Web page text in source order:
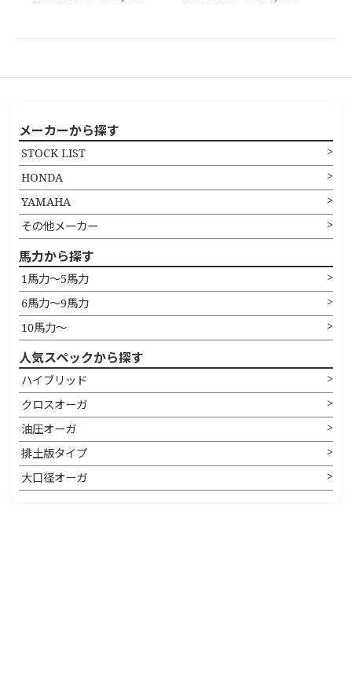
メーカーから探す
STOCK LIST
HONDA
YAMAHA
その他メーカー
馬力から探す
1馬力〜5馬力
6馬力〜9馬力
10馬力〜
人気スペックから探す
ハイブリッド
クロスオーガ
油圧オーガ
排土版タイプ
大口径オーガ